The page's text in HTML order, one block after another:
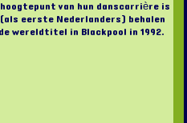
van hun danscarrière is
eerste Nederlanders) behalen
wereldtitel in Blackpool in 1992.